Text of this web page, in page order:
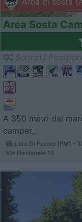
Area Sosta
A 350 metri dal
camper...
Lido Di Fermo (FM) -
Via Nazionale 15